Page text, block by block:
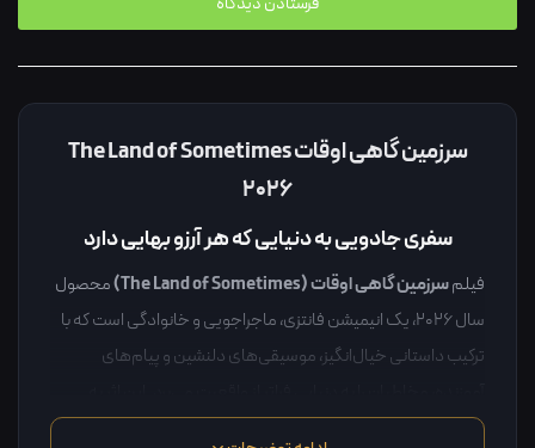
سرزمین گاهی اوقات The Land of Sometimes
2026
سفری جادویی به دنیایی که هر آرزو بهایی دارد
فیلمسرزمین گاهی اوقات (The Land of Sometimes)
محصول
سال ۲۰۲۶، یک انیمیشن فانتزی، ماجراجویی و خانوادگی است که با
ترکیب داستانی خیال‌انگیز، موسیقی‌های دلنشین و پیام‌های
کارگردانی